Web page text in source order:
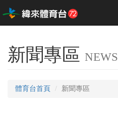
新聞專區 NEWS
體育台首頁 新聞專區